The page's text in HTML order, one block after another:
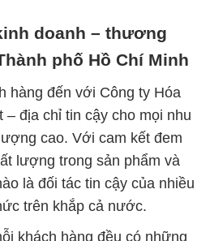
doanh – thương
phố Hồ Chí Minh
hàng đến với Công ty Hóa
địa chỉ tin cậy cho mọi nhu
cao. Với cam kết đem
lượng trong sản phẩm và
là đối tác tin cậy của nhiều
trên khắp cả nước.
khách hàng đều có những